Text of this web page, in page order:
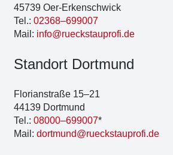
45739 Oer-Erken­sch­wick
Tel.: 02368–699007
Mail: info@rueckstauprofi.de
Stand­ort Dort­mund
Flo­ri­an­stra­ße 15–21
44139 Dort­mund
Tel.: 08000–699007*
Mail: dortmund@rueckstauprofi.de